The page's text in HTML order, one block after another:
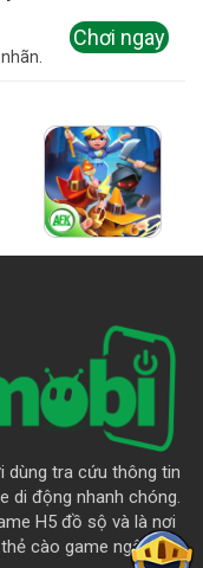
Chơi ngay
dùng tra cứu thông tin
di động nhanh chóng.
H5 đồ sộ và là nơi
cào game ngập trời.